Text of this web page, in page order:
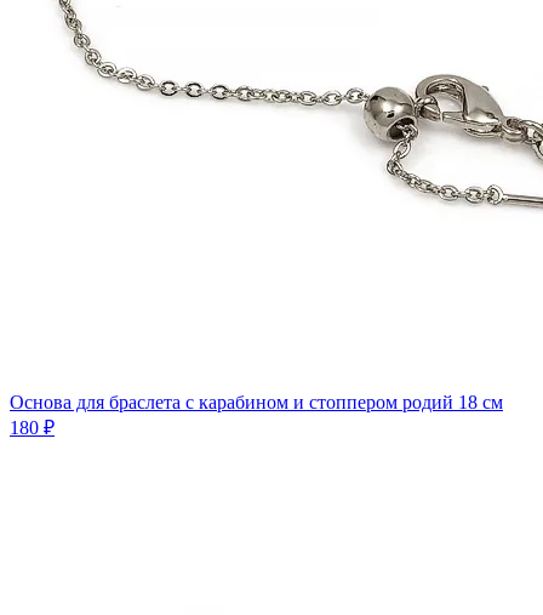
Основа для браслета с карабином и стоппером родий 18 см
180 ₽